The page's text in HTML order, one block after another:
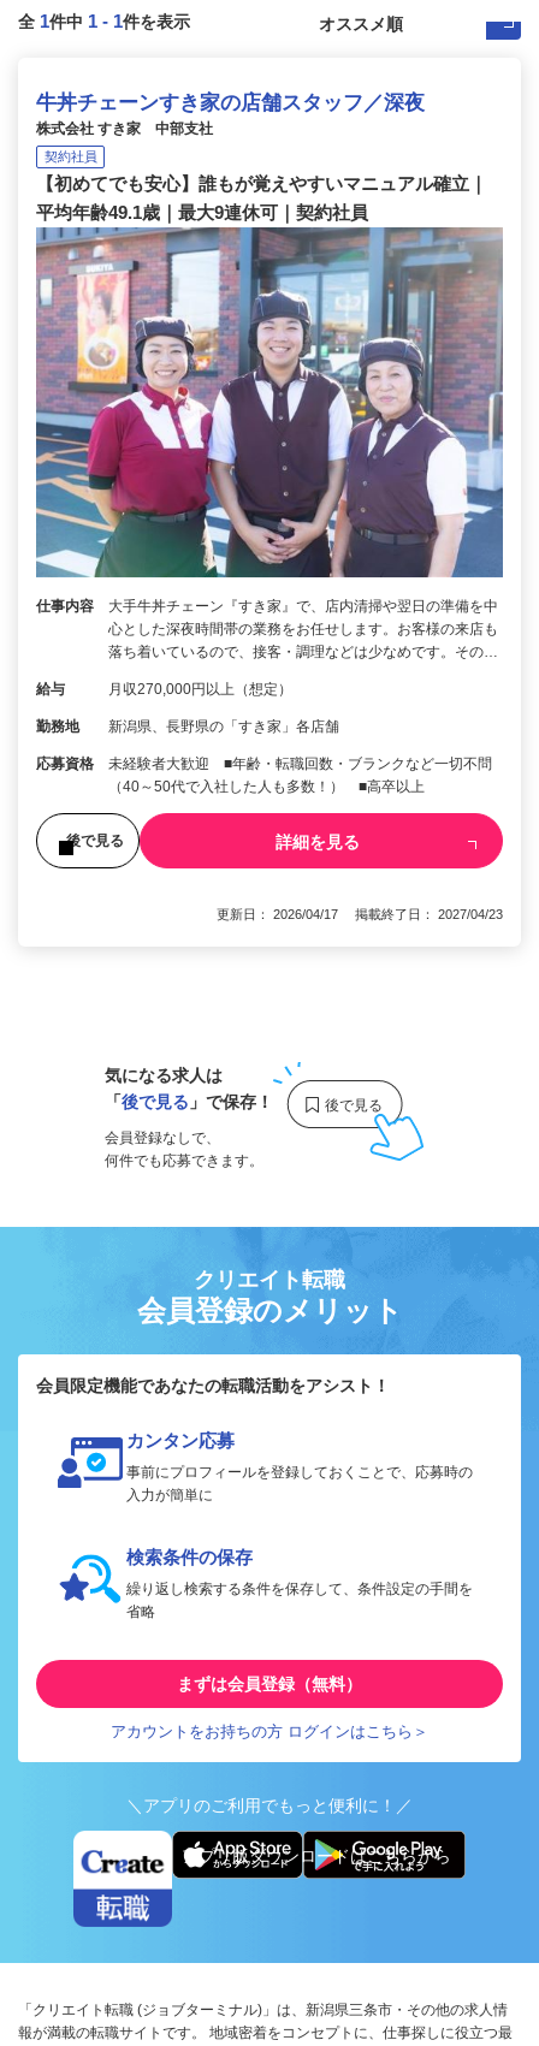
全 1件中 1 - 1件を表示
牛丼チェーンすき家の店舗スタッフ／深夜
株式会社 すき家 中部支社
契約社員
【初めてでも安心】誰もが覚えやすいマニュアル確立｜
平均年齢49.1歳｜最大9連休可｜契約社員
仕事内容
大手牛丼チェーン『すき家』で、店内清掃や翌日の準備を中
心とした深夜時間帯の業務をお任せします。お客様の来店も
落ち着いているので、接客・調理などは少なめです。その…
給与 月収270,000円以上（想定）
勤務地 新潟県、長野県の「すき家」各店舗
応募資格
未経験者大歓迎 ■年齢・転職回数・ブランクなど一切不問
（40～50代で入社した人も多数！） ■高卒以上
後で見る 詳細を見る
更新日： 2026/04/17 掲載終了日： 2027/04/23
気になる求人は
「後で見る 」で保存！
会員登録なしで、
何件でも応募できます。
クリエイト転職
会員登録のメリット
会員限定機能であなたの転職活動をアシスト！
カンタン応募
事前にプロフィールを登録しておくことで、応募時の
入力が簡単に
検索条件の保存
繰り返し検索する条件を保存して、条件設定の手間を
省略
まずは会員登録（無料）
アカウントをお持ちの方 ログインはこちら＞
＼アプリのご利用でもっと便利に！／
アプリ版ダウンロードはこちらから
「クリエイト転職 (ジョブターミナル)」は、新潟県三条市・その他の求人情
報が満載の転職サイトです。 地域密着をコンセプトに、仕事探しに役立つ最